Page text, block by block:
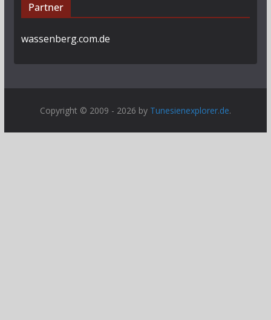
Partner
wassenberg.com.de
Copyright © 2009 - 2026 by Tunesienexplorer.de.